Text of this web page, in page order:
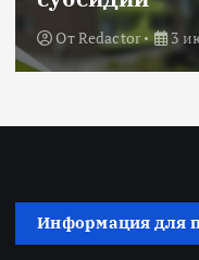
ОтRedactor
Информация для